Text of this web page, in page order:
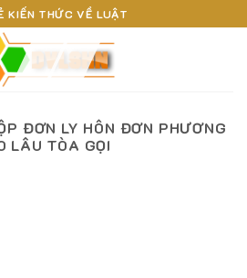
KIẾN THỨC VỀ LUẬT
ĐƠN LY HÔN ĐƠN PHƯƠNG
LÂU TÒA GỌI